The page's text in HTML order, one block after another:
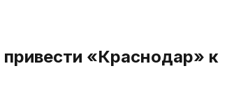
«Краснодар» к